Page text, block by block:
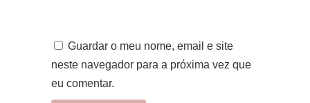
Guardar o meu nome, email e site
neste navegador para a próxima vez que
eu comentar.